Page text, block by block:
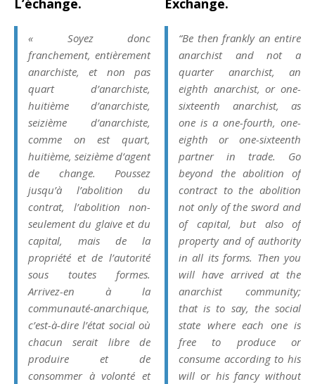
« Soyez donc
franchement, entièrement
anarchiste, et non pas
quart d’anarchiste,
huitième d’anarchiste,
seizième d’anarchiste,
comme on est quart,
huitième, seizième d’agent
de change. Poussez
jusqu’à l’abolition du
contrat, l’abolition non-
seulement du glaive et du
capital, mais de la
propriété et de l’autorité
sous toutes formes.
Arrivez-en à la
communauté-anarchique,
c’est-à-dire l’état social où
chacun serait libre de
produire et de
consommer à volonté et
“Be then frankly an entire
anarchist and not a
quarter anarchist, an
eighth anarchist, or one-
sixteenth anarchist, as
one is a one-fourth, one-
eighth or one-sixteenth
partner in trade. Go
beyond the abolition of
contract to the abolition
not only of the sword and
of capital, but also of
property and of authority
in all its forms. Then you
will have arrived at the
anarchist community;
that is to say, the social
state where each one is
free to produce or
consume according to his
will or his fancy without